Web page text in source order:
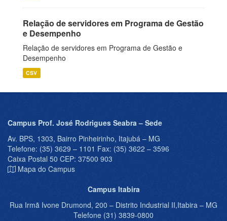
Relação de servidores em Programa de Gestão
e Desempenho
Relação de servidores em Programa de Gestão e
Desempenho
CSV
Campus Prof. José Rodrigues Seabra – Sede
Av. BPS, 1303, Bairro Pinheirinho, Itajubá – MG
Telefone: (35) 3629 – 1101 Fax: (35) 3622 – 3596
Caixa Postal 50 CEP: 37500 903
Mapa do Campus
Campus Itabira
Rua Irmã Ivone Drumond, 200 – Distrito Industrial II,Itabira – MG
Telefone (31) 3839-0800